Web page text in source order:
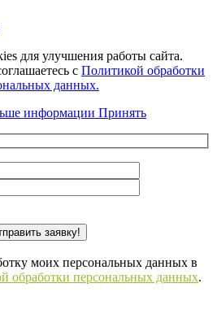
для улучшения работы сайта.
с Политикой обработки
данных.
информации Принять
моих персональных данных в
обработки персональных данных.